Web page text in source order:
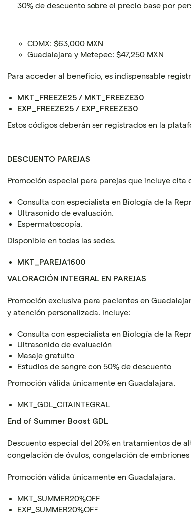
30% de descuento sobre el precio base por
CDMX: $63,000 MXN
Guadalajara y Metepec: $47,250 MXN
Para acceder al beneficio, es indispensable
MKT_FREEZE25 / MKT_FREEZE30
EXP_FREEZE25 / EXP_FREEZE30
Estos códigos deberán ser registrados en la
DESCUENTO PAREJAS
Promoción especial para parejas que incluye cita
Consulta con especialista en Biología de la
Ultrasonido de evaluación.
Espermatoscopía.
Disponible en todas las sedes.
MKT_PAREJA1600
VALORACIÓN INTEGRAL EN PAREJAS
Promoción exclusiva para pacientes en
y atención personalizada. Incluye:
Consulta con especialista en Biología de la
Ultrasonido de evaluación
Masaje gratuito
Estudios de sangre con 50% de descuento
Promoción válida únicamente en Guadalajara.
MKT_GDL_CITAINTEGRAL
End of Summer Boost GDL
Descuento especial del 20% en tratamientos de
congelación de óvulos, congelación de
Promoción válida únicamente en Guadalajara.
MKT_SUMMER20%OFF
EXP_SUMMER20%OFF